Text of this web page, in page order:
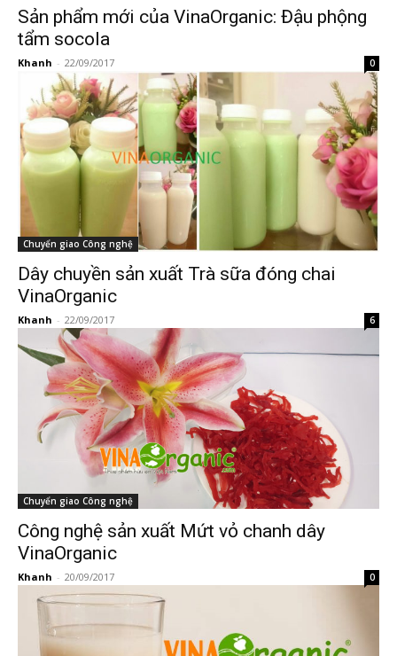
Sản phẩm mới của VinaOrganic: Đậu phộng
tẩm socola
Khanh - 22/09/2017 0
Chuyển giao Công nghệ
Dây chuyền sản xuất Trà sữa đóng chai
VinaOrganic
Khanh - 22/09/2017 6
Chuyển giao Công nghệ
Công nghệ sản xuất Mứt vỏ chanh dây
VinaOrganic
Khanh - 20/09/2017 0